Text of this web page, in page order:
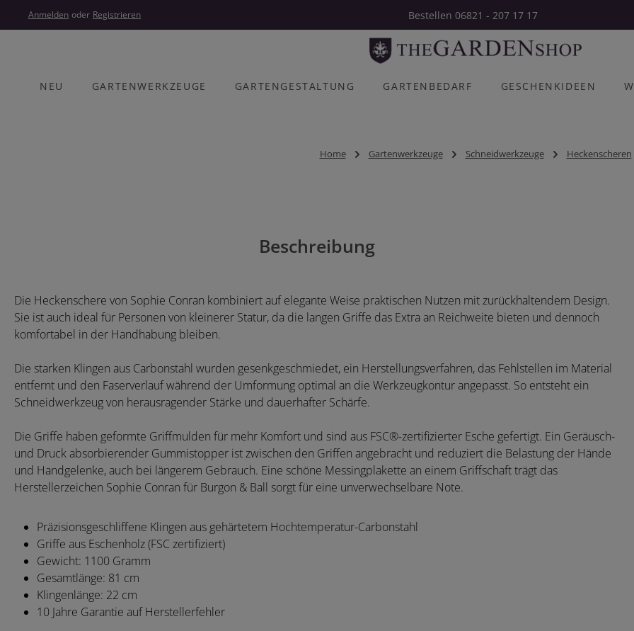
Hauptinhalt springen
Zur Hauptnavigation springen
Anmelden oder Registrieren Bestellen 06821 - 207 17 17
NEU GARTENWERKZEUGE GARTENGESTALTUNG GARTENBEDARF GESCHENKIDEEN
Home Gartenwerkzeuge Schneidwerkzeuge Heckenscheren
Beschreibung
Die Heckenschere von Sophie Conran kombiniert auf elegante Weise praktischen Nutzen mit zurückhaltendem Design.
Sie ist auch ideal für Personen von kleinerer Statur, da die langen Griffe das Extra an Reichweite bieten und dennoch
komfortabel in der Handhabung bleiben.
Die starken Klingen aus Carbonstahl wurden gesenkgeschmiedet, ein Herstellungsverfahren, das Fehlstellen im Material
entfernt und den Faserverlauf während der Umformung optimal an die Werkzeugkontur angepasst. So entsteht ein
Schneidwerkzeug von herausragender Stärke und dauerhafter Schärfe.
Die Griffe haben geformte Griffmulden für mehr Komfort und sind aus FSC®-zertifizierter Esche gefertigt. Ein Geräusch-
und Druck absorbierender Gummistopper ist zwischen den Griffen angebracht und reduziert die Belastung der Hände
und Handgelenke, auch bei längerem Gebrauch. Eine schöne Messingplakette an einem Griffschaft trägt das
Herstellerzeichen Sophie Conran für Burgon & Ball sorgt für eine unverwechselbare Note.
Präzisionsgeschliffene Klingen aus gehärtetem Hochtemperatur-Carbonstahl
Griffe aus Eschenholz (FSC zertifiziert)
Gewicht: 1100 Gramm
Gesamtlänge: 81 cm
Klingenlänge: 22 cm
10 Jahre Garantie auf Herstellerfehler